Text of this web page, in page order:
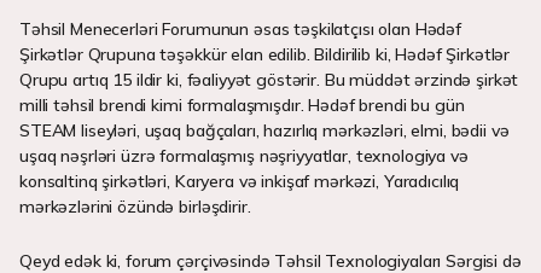
Təhsil Menecerləri Forumunun əsas təşkilatçısı olan Hədəf
Şirkətlər Qrupuna təşəkkür elan edilib. Bildirilib ki, Hədəf Şirkətlər
Qrupu artıq 15 ildir ki, fəaliyyət göstərir. Bu müddət ərzində şirkət
milli təhsil brendi kimi formalaşmışdır. Hədəf brendi bu gün
STEAM liseyləri, uşaq bağçaları, hazırlıq mərkəzləri, elmi, bədii və
uşaq nəşrləri üzrə formalaşmış nəşriyyatlar, texnologiya və
konsaltinq şirkətləri, Karyera və inkişaf mərkəzi, Yaradıcılıq
mərkəzlərini özündə birləşdirir.
Qeyd edək ki, forum çərçivəsində Təhsil Texnologiyaları Sərgisi də